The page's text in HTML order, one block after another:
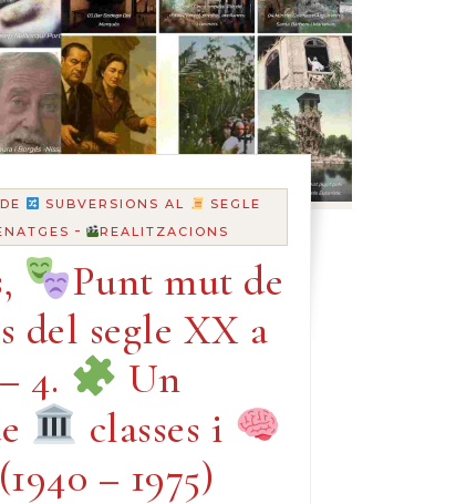
SUBVERSIONS AL
SEGLE
- REALITZACIONS
Punt mut de
del segle XX a
4.
Un
classes i
– 1975)